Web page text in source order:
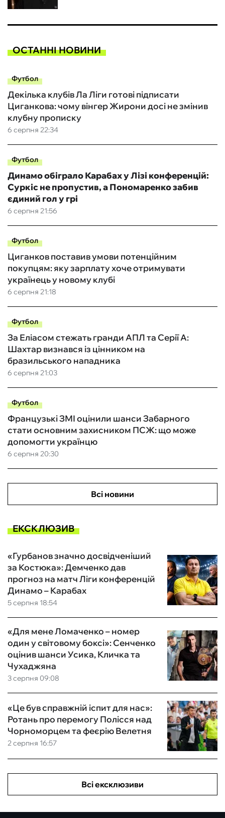
ОСТАННІ НОВИНИ
Футбол
6 серпня 22:34
Декілька клубів Ла Ліги готові підписати
Циганкова: чому вінгер Жирони досі не змінив
клубну прописку
Футбол
6 серпня 21:56
Динамо обіграло Карабах у Лізі конференцій:
Суркіс не пропустив, а Пономаренко забив
єдиний гол у грі
Футбол
6 серпня 21:18
Циганков поставив умови потенційним
покупцям: яку зарплату хоче отримувати
українець у новому клубі
Футбол
6 серпня 21:03
За Еліасом стежать гранди АПЛ та Серії А:
Шахтар визнався із цінником на
бразильського нападника
Футбол
6 серпня 20:30
Французькі ЗМІ оцінили шанси Забарного
стати основним захисником ПСЖ: що може
допомогти українцю
Всі новини
ЕКСКЛЮЗИВ
5 серпня 18:54
«Гурбанов значно досвідченіший
за Костюка»: Демченко дав
прогноз на матч Ліги конференцій
Динамо – Карабах
3 серпня 09:08
«Для мене Ломаченко – номер
один у світовому боксі»: Сенченко
оцінив шанси Усика, Кличка та
Чухаджяна
2 серпня 16:57
«Це був справжній іспит для нас»:
Ротань про перемогу Полісся над
Чорноморцем та феєрію Велетня
Всі ексклюзиви